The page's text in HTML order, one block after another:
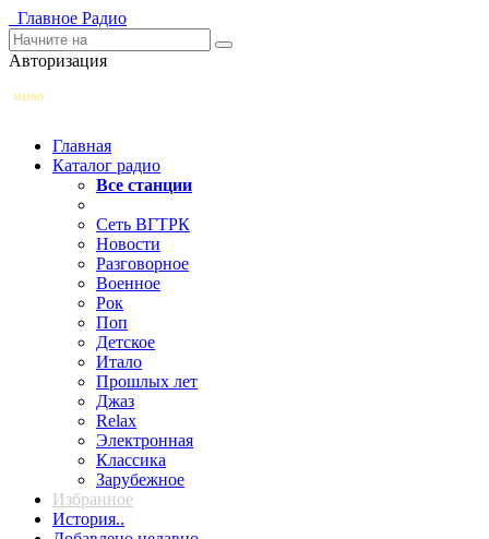
Главное Радио
Авторизация
меню
Главная
Каталог радио
Все станции
Сеть ВГТРК
Новости
Разговорное
Военное
Рок
Поп
Детское
Итало
Прошлых лет
Джаз
Relax
Электронная
Классика
Зарубежное
Избранное
История..